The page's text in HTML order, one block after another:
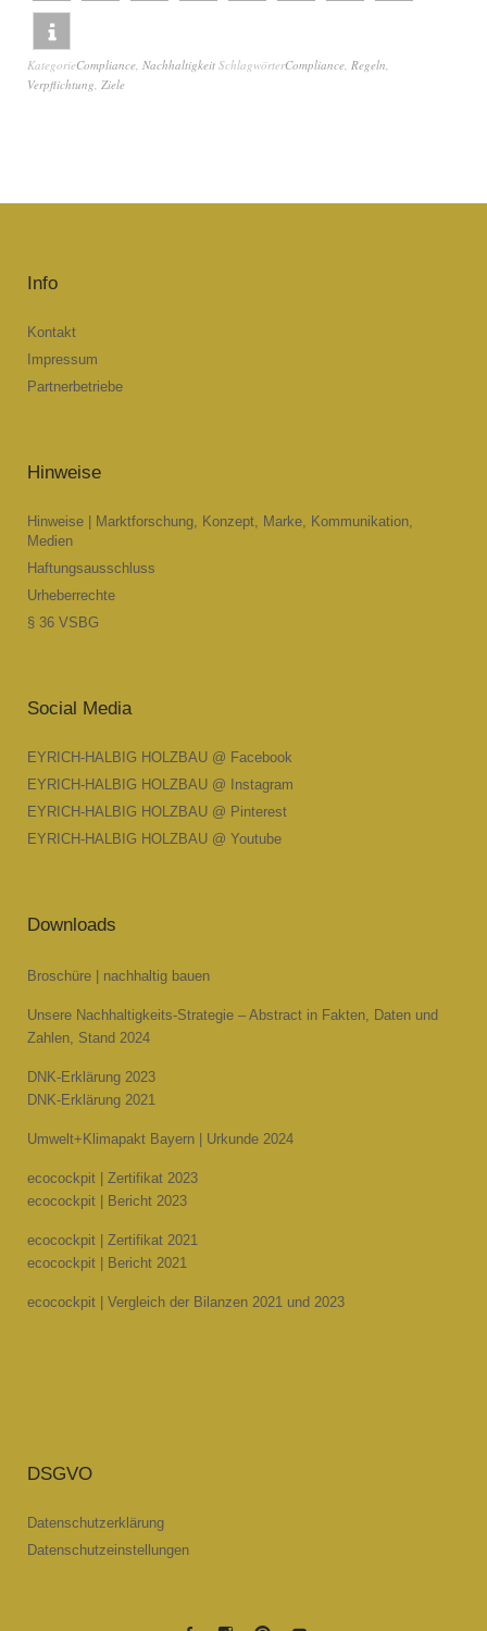
KategorieCompliance, Nachhaltigkeit SchlagwörterCompliance, Regeln,
Verpflichtung, Ziele
Info
Kontakt
Impressum
Partnerbetriebe
Hinweise
Hinweise | Marktforschung, Konzept, Marke, Kommunikation,
Medien
Haftungsausschluss
Urheberrechte
§ 36 VSBG
Social Media
EYRICH-HALBIG HOLZBAU @ Facebook
EYRICH-HALBIG HOLZBAU @ Instagram
EYRICH-HALBIG HOLZBAU @ Pinterest
EYRICH-HALBIG HOLZBAU @ Youtube
Downloads
Broschüre | nachhaltig bauen
Unsere Nachhaltigkeits-Strategie – Abstract in Fakten, Daten und
Zahlen, Stand 2024
DNK-Erklärung 2023
DNK-Erklärung 2021
Umwelt+Klimapakt Bayern | Urkunde 2024
ecocockpit | Zertifikat 2023
ecocockpit | Bericht 2023
ecocockpit | Zertifikat 2021
ecocockpit | Bericht 2021
ecocockpit | Vergleich der Bilanzen 2021 und 2023
DSGVO
Datenschutzerklärung
Datenschutzeinstellungen